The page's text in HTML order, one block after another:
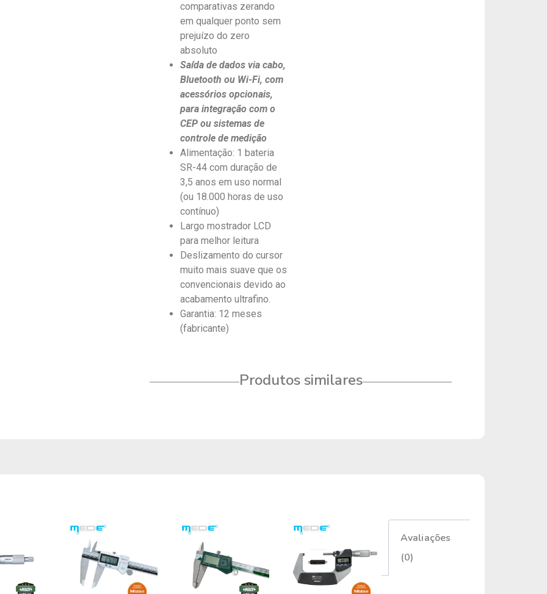
comparativas zerando
em qualquer ponto sem
prejuízo do zero
absoluto
Saída de dados via cabo,
Bluetooth ou Wi-Fi, com
acessórios opcionais,
para integração com o
CEP ou sistemas de
controle de medição
Alimentação: 1 bateria
SR-44 com duração de
3,5 anos em uso normal
(ou 18.000 horas de uso
contínuo)
Largo mostrador LCD
para melhor leitura
Deslizamento do cursor
muito mais suave que os
convencionais devido ao
acabamento ultrafino.
Garantia: 12 meses
(fabricante)
Produtos similares
Avaliações
(0)